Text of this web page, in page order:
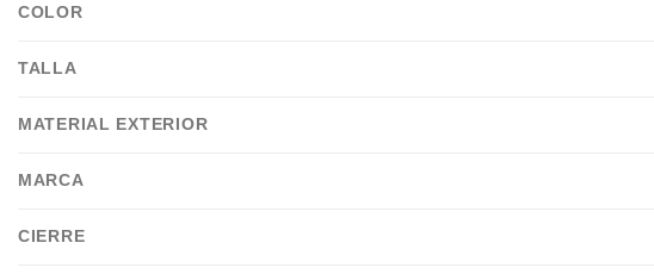
COLOR
TALLA
MATERIAL EXTERIOR
MARCA
CIERRE